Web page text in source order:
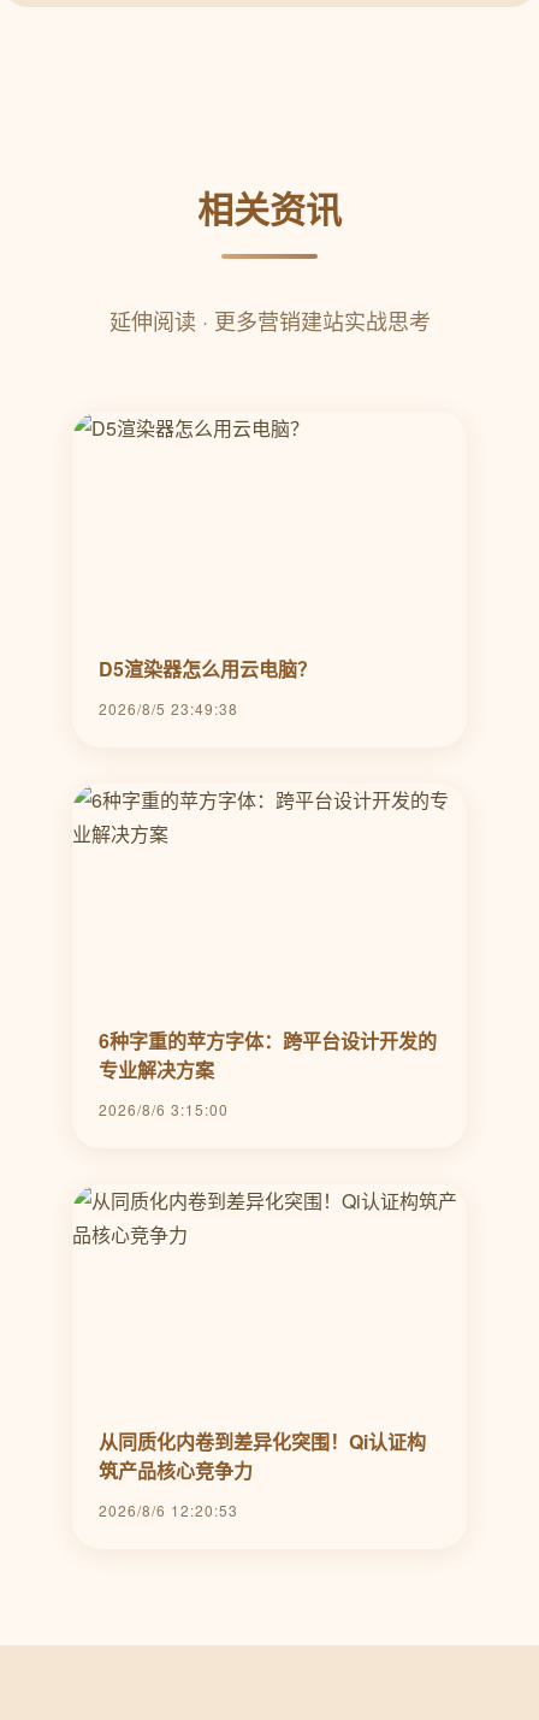
相关资讯
延伸阅读 · 更多营销建站实战思考
D5渲染器怎么用云电脑？
2026/8/5 23:49:38
6种字重的苹方字体：跨平台设计开发的
专业解决方案
2026/8/6 3:15:00
从同质化内卷到差异化突围！Qi认证构
筑产品核心竞争力
2026/8/6 12:20:53